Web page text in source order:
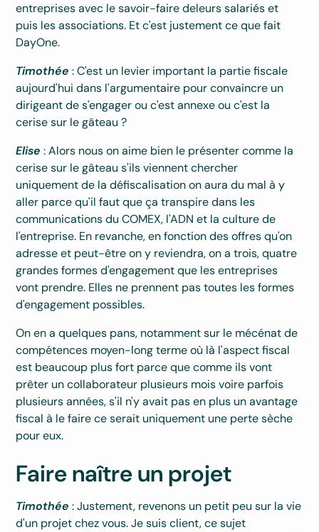
entreprises avec le savoir-faire deleurs salariés et
puis les associations. Et c'est justement ce que fait
DayOne.
Timothée: C'est un levier important la partie fiscale
aujourd'hui dans l'argumentaire pour convaincre un
dirigeant de s'engager ou c'est annexe ou c'est la
cerise sur le gâteau ?
Elise : Alors nous on aime bien le présenter comme la
cerise sur le gâteau s'ils viennent chercher
uniquement de la défiscalisation on aura du mal à y
aller parce qu'il faut que ça transpire dans les
communications du COMEX, l'ADN et la culture de
l'entreprise. En revanche, en fonction des offres qu'on
adresse et peut-être on y reviendra, on a trois, quatre
grandes formes d'engagement que les entreprises
vont prendre. Elles ne prennent pas toutes les formes
d'engagement possibles.
On en a quelques pans, notamment sur le mécénat de
compétences moyen-long terme où là l'aspect fiscal
est beaucoup plus fort parce que comme ils vont
prêter un collaborateur plusieurs mois voire parfois
plusieurs années, s'il n'y avait pas en plus un avantage
fiscal à le faire ce serait uniquement une perte sèche
pour eux.
Faire naître un projet
Timothée: Justement, revenons un petit peu sur la vie
d'un projet chez vous. Je suis client, ce sujet